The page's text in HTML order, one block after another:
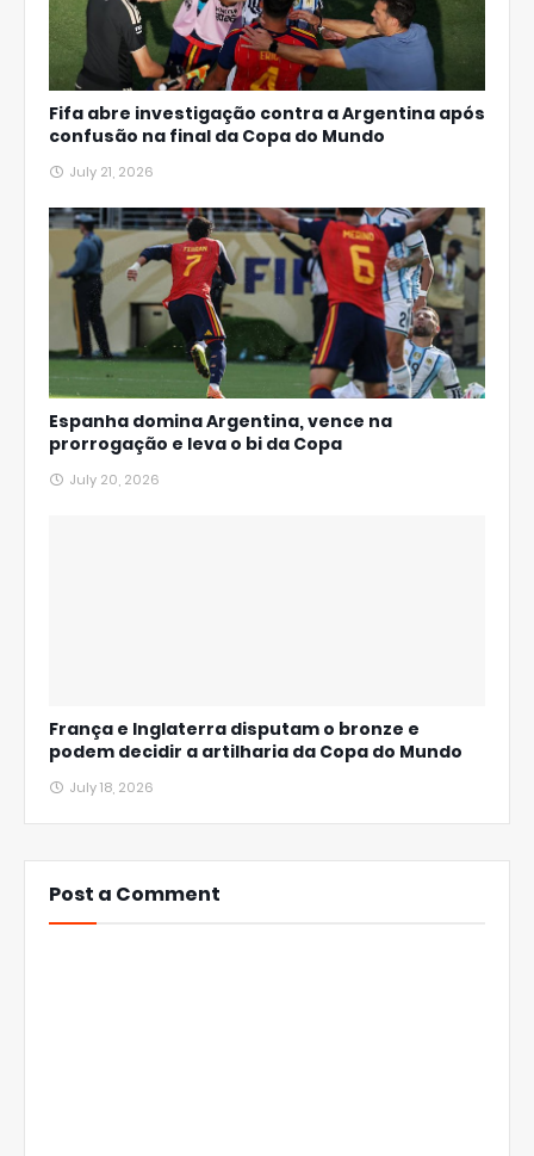
Fifa abre investigação contra a Argentina após
confusão na final da Copa do Mundo
July 21, 2026
Espanha domina Argentina, vence na
prorrogação e leva o bi da Copa
July 20, 2026
França e Inglaterra disputam o bronze e
podem decidir a artilharia da Copa do Mundo
July 18, 2026
Post a Comment